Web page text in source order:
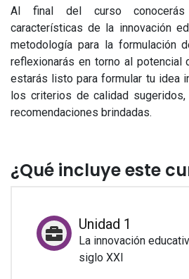
Al final del curso
características de la innovación
metodología para la formulación
reflexionarás en torno al potencial
estarás listo para formular tu idea
los criterios de calidad
recomendaciones brindadas.
¿Qué incluye este
Unidad 1
La innovación
siglo XXI